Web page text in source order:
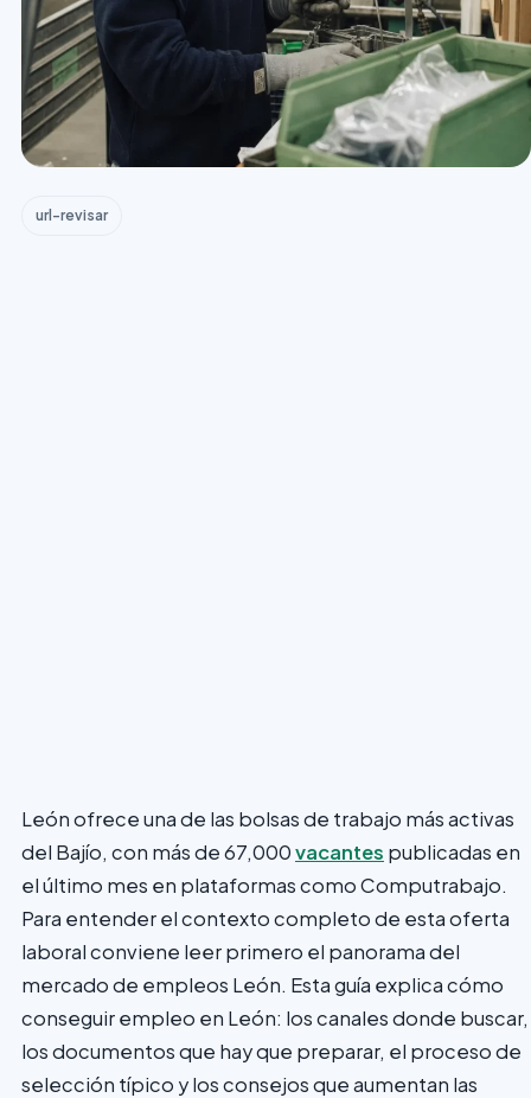
url-revisar
León ofrece una de las bolsas de trabajo más activas
del Bajío, con más de 67,000vacantes publicadas en
el último mes en plataformas como Computrabajo.
Para entender el contexto completo de esta oferta
laboral conviene leer primero el panorama del
mercado de empleos León. Esta guía explica cómo
conseguir empleo en León: los canales donde buscar,
los documentos que hay que preparar, el proceso de
selección típico y los consejos que aumentan las